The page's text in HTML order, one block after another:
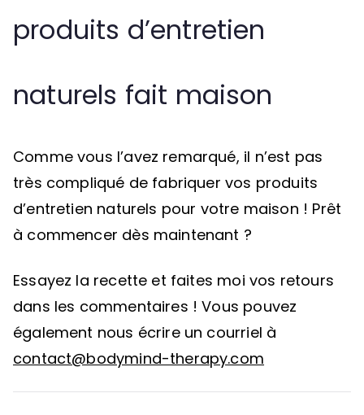
produits d’entretien
naturels fait maison
Comme vous l’avez remarqué, il n’est pas
très compliqué de fabriquer vos produits
d’entretien naturels pour votre maison ! Prêt
à commencer dès maintenant ?
Essayez la recette et faites moi vos retours
dans les commentaires ! Vous pouvez
également nous écrire un courriel à
contact@bodymind-therapy.com